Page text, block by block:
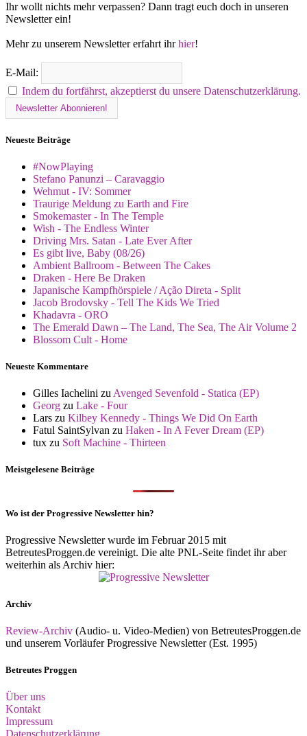
Ihr wollt nichts mehr verpassen? Dann tragt euch doch in unseren
Newsletter ein!
Mehr zu unserem Newsletter erfahrt ihrhier!
E-Mail:
Indem du fortfährst, akzeptierst du unsere Datenschutzerklärung.
Neueste Beiträge
#NowPlaying
Stefano Panunzi – Caravaggio
Wehmut - IV: Sommer
Traurige Meldung zu Earth and Fire
Smokemaster - In The Temple
Wish - The Endless Winter
Driving Mrs. Satan - Late Ever After
Es gibt live, Baby (08/26)
Ambient Ballroom - Between The Cakes
Draken - Here Be Draken
Japanische Kampfhörspiele / Ação Direta - Split
Jacob Brodovsky - Tell The Kids We Tried
Khadavra - ORO
The Emerald Dawn – The Land, The Sea, The Air Volume 2
Blossom Cult - Home
Neueste Kommentare
Gilles Iachelini zu Avenged Sevenfold - Statica (EP)
Georg zu Lake - Four
Lars zu Kilbey Kennedy - Things We Did On Earth
Fatul SaintSylvan zu Haken - In A Fever Dream (EP)
tux zu Soft Machine - Thirteen
Meistgelesene Beiträge
Wo ist der Progressive Newsletter hin?
Progressive Newsletter wurde im Februar 2015 mit
BetreutesProggen.de vereinigt. Die alte PNL-Seite findet ihr aber
weiterhin als Archiv hier:
Archiv
Review-Archiv (Audio- u. Video-Medien) von BetreutesProggen.de
und unserem Vorläufer Progressive Newsletter (Est. 1995)
Betreutes Proggen
Über uns
Kontakt
Impressum